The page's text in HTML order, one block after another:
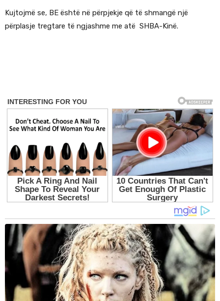
Kujtojmë se, BE është në përpjekje që të shmangë një
përplasje tregtare të ngjashme me atë SHBA-Kinë.